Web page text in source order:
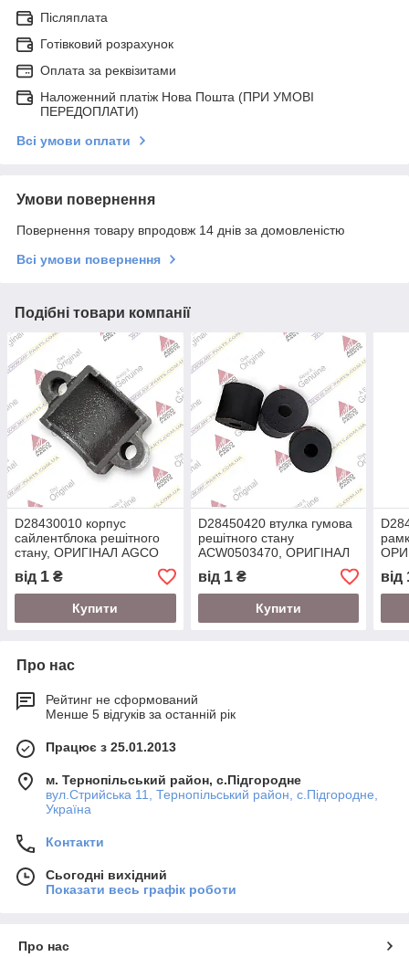
Післяплата
Готівковий розрахунок
Оплата за реквізитами
Наложенний платіж Нова Пошта (ПРИ УМОВІ
ПЕРЕДОПЛАТИ)
Всі умови оплати
Умови повернення
Повернення товару впродовж 14 днів за домовленістю
Всі умови повернення
Подібні товари компанії
D28430010 корпус
сайлентблока решітного
стану, ОРИГІНАЛ AGCO
від 1 ₴
Купити
D28450420 втулка гумова
решітного стану
ACW0503470, ОРИГІНАЛ
AGCO
від 1₴
Купити
від
Про нас
Рейтинг не сформований
Менше 5 відгуків за останній рік
Працює з 25.01.2013
м. Тернопільський район, с.Підгородне
вул.Стрийська 11, Тернопільський район, с.Підгородне,
Україна
Контакти
Сьогодні вихідний
Показати весь графік роботи
Про нас